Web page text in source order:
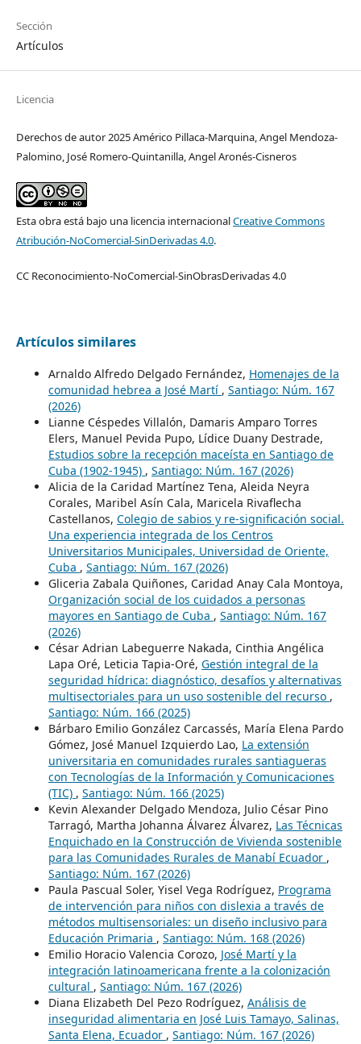
Sección
Artículos
Licencia
Derechos de autor 2025 Américo Pillaca-Marquina, Angel Mendoza-
Palomino, José Romero-Quintanilla, Angel Aronés-Cisneros
Esta obra está bajo una licencia internacionalCreative Commons
Atribución-NoComercial-SinDerivadas 4.0.
CC Reconocimiento-NoComercial-SinObrasDerivadas 4.0
Artículos similares
Arnaldo Alfredo Delgado Fernández, Homenajes de la
comunidad hebrea a José Martí , Santiago: Núm. 167
(2026)
Lianne Céspedes Villalón, Damaris Amparo Torres
Elers, Manuel Pevida Pupo, Lídice Duany Destrade,
Estudios sobre la recepción maceísta en Santiago de
Cuba (1902-1945) , Santiago: Núm. 167 (2026)
Alicia de la Caridad Martínez Tena, Aleida Neyra
Corales, Maribel Asín Cala, Maricela Rivaflecha
Castellanos, Colegio de sabios y re-significación social.
Una experiencia integrada de los Centros
Universitarios Municipales, Universidad de Oriente,
Cuba , Santiago: Núm. 167 (2026)
Gliceria Zabala Quiñones, Caridad Anay Cala Montoya,
Organización social de los cuidados a personas
mayores en Santiago de Cuba , Santiago: Núm. 167
(2026)
César Adrian Labeguerre Nakada, Cinthia Angélica
Lapa Oré, Leticia Tapia-Oré, Gestión integral de la
seguridad hídrica: diagnóstico, desafíos y alternativas
multisectoriales para un uso sostenible del recurso ,
Santiago: Núm. 166 (2025)
Bárbaro Emilio González Carcassés, María Elena Pardo
Gómez, José Manuel Izquierdo Lao, La extensión
universitaria en comunidades rurales santiagueras
con Tecnologías de la Información y Comunicaciones
(TIC) , Santiago: Núm. 166 (2025)
Kevin Alexander Delgado Mendoza, Julio César Pino
Tarragó, Martha Johanna Álvarez Álvarez, Las Técnicas
Enquichado en la Construcción de Vivienda sostenible
para las Comunidades Rurales de Manabí Ecuador ,
Santiago: Núm. 167 (2026)
Paula Pascual Soler, Yisel Vega Rodríguez, Programa
de intervención para niños con dislexia a través de
métodos multisensoriales: un diseño inclusivo para
Educación Primaria , Santiago: Núm. 168 (2026)
Emilio Horacio Valencia Corozo, José Martí y la
integración latinoamericana frente a la colonización
cultural , Santiago: Núm. 167 (2026)
Diana Elizabeth Del Pezo Rodríguez, Análisis de
inseguridad alimentaria en José Luis Tamayo, Salinas,
Santa Elena, Ecuador , Santiago: Núm. 167 (2026)